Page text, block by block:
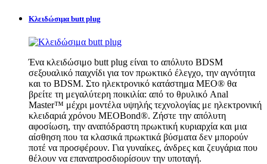
Κλειδώσιμα butt plug
Ένα κλειδώσιμο butt plug είναι το απόλυτο BDSM
σεξουαλικό παιχνίδι για τον πρωκτικό έλεγχο, την αγνότητα
και το BDSM. Στο ηλεκτρονικό κατάστημα MEO® θα
βρείτε τη μεγαλύτερη ποικιλία: από το θρυλικό Anal
Master™ μέχρι μοντέλα υψηλής τεχνολογίας με ηλεκτρονική
κλειδαριά χρόνου MEOBond®. Ζήστε την απόλυτη
αφοσίωση, την αναπόδραστη πρωκτική κυριαρχία και μια
αίσθηση που τα κλασικά πρωκτικά βύσματα δεν μπορούν
ποτέ να προσφέρουν. Για γυναίκες, άνδρες και ζευγάρια που
θέλουν να επαναπροσδιορίσουν την υποταγή.